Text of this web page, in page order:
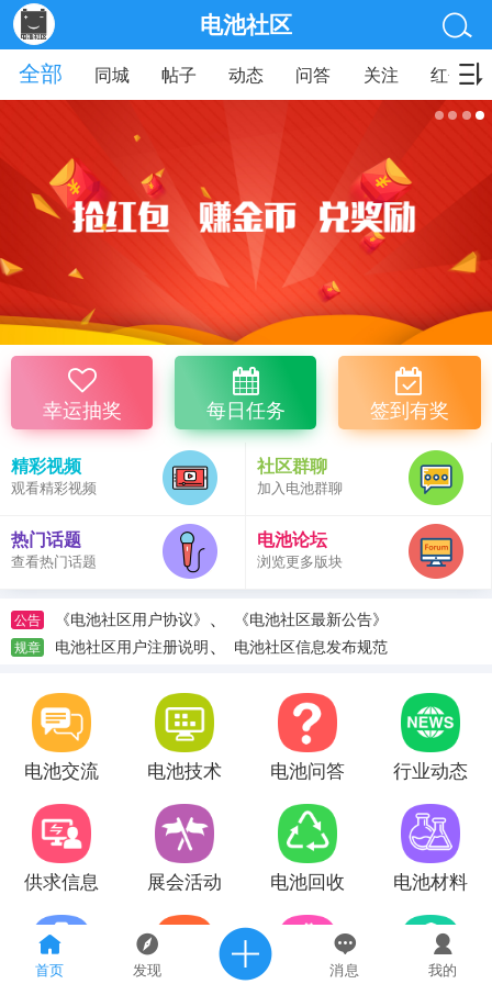
首页 发现 消息 我的
电池社区
全部
同城 帖子 动态 问答 关注 红包
幸运抽奖 每日任务 签到有奖
精彩视频
观看精彩视频
社区群聊
加入电池群聊
热门话题
查看热门话题
电池论坛
浏览更多版块
公告 《电池社区用户协议》 、 《电池社区最新公告》
规章 电池社区用户注册说明、 电池社区信息发布规范
电池交流 电池技术 电池问答 行业动态
供求信息 展会活动 电池回收 电池材料